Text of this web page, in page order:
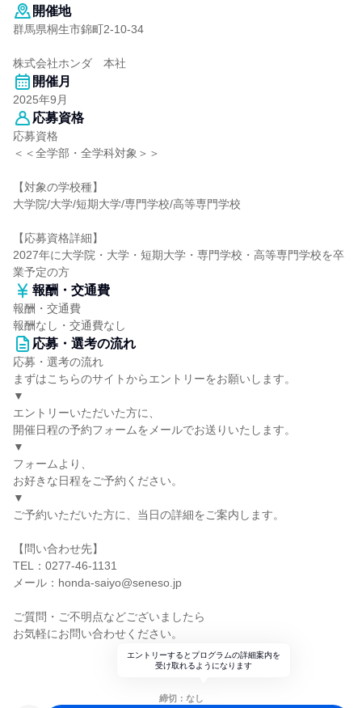
開催地
群馬県桐生市錦町2-10-34
株式会社ホンダ 本社
開催月
2025年9月
応募資格
応募資格
＜＜全学部・全学科対象＞＞
【対象の学校種】
大学院/大学/短期大学/専門学校/高等専門学校
【応募資格詳細】
2027年に大学院・大学・短期大学・専門学校・高等専門学校を卒
業予定の方
報酬・交通費
報酬・交通費
報酬なし・交通費なし
応募・選考の流れ
応募・選考の流れ
まずはこちらのサイトからエントリーをお願いします。
▼
エントリーいただいた方に、
開催日程の予約フォームをメールでお送りいたします。
▼
フォームより、
お好きな日程をご予約ください。
▼
ご予約いただいた方に、当日の詳細をご案内します。
【問い合わせ先】
TEL：0277-46-1131
メール：honda-saiyo@seneso.jp
ご質問・ご不明点などございましたら
お気軽にお問い合わせください。
エントリーするとプログラムの詳細案内を
受け取れるようになります
締切：なし